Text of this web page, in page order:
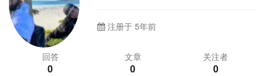
注册于 5年前
回答
0
文章
0
关注者
0